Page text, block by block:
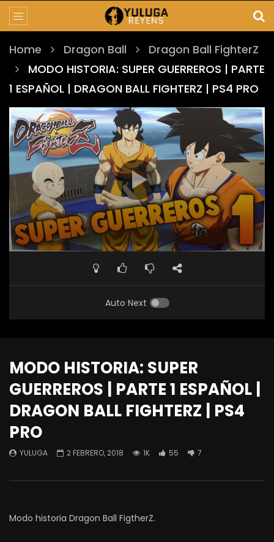
Home Dragon Ball
Dragon Ball FighterZ
MODO HISTORIA: SUPER GUERREROS | PARTE
1 ESPAÑOL | DRAGON BALL FIGHTERZ | PS4 PRO
Auto Next
MODO HISTORIA: SUPER
GUERREROS | PARTE 1 ESPAÑOL |
DRAGON BALL FIGHTERZ | PS4
PRO
YULUGA 2 FEBRERO, 2018 1K 55 7
Modo historia Dragon Ball FigtherZ.